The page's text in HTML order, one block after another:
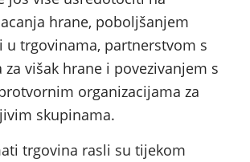
hrane, poboljšanjem
u trgovinama, partnerstvom s
višak hrane i povezivanjem s
organizacijama za
skupinama.
trgovina rasli su tijekom